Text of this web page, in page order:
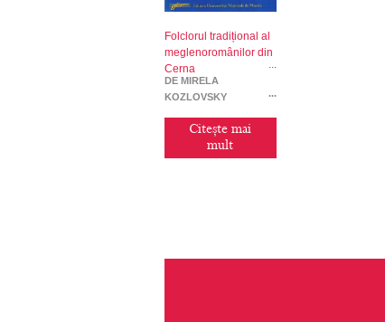
Folclorul tradițional al
meglenoromânilor din
Cerna
DE MIRELA
KOZLOVSKY
Citește mai
mult